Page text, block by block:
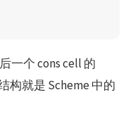
一个 cons cell 的
构就是 Scheme 中的